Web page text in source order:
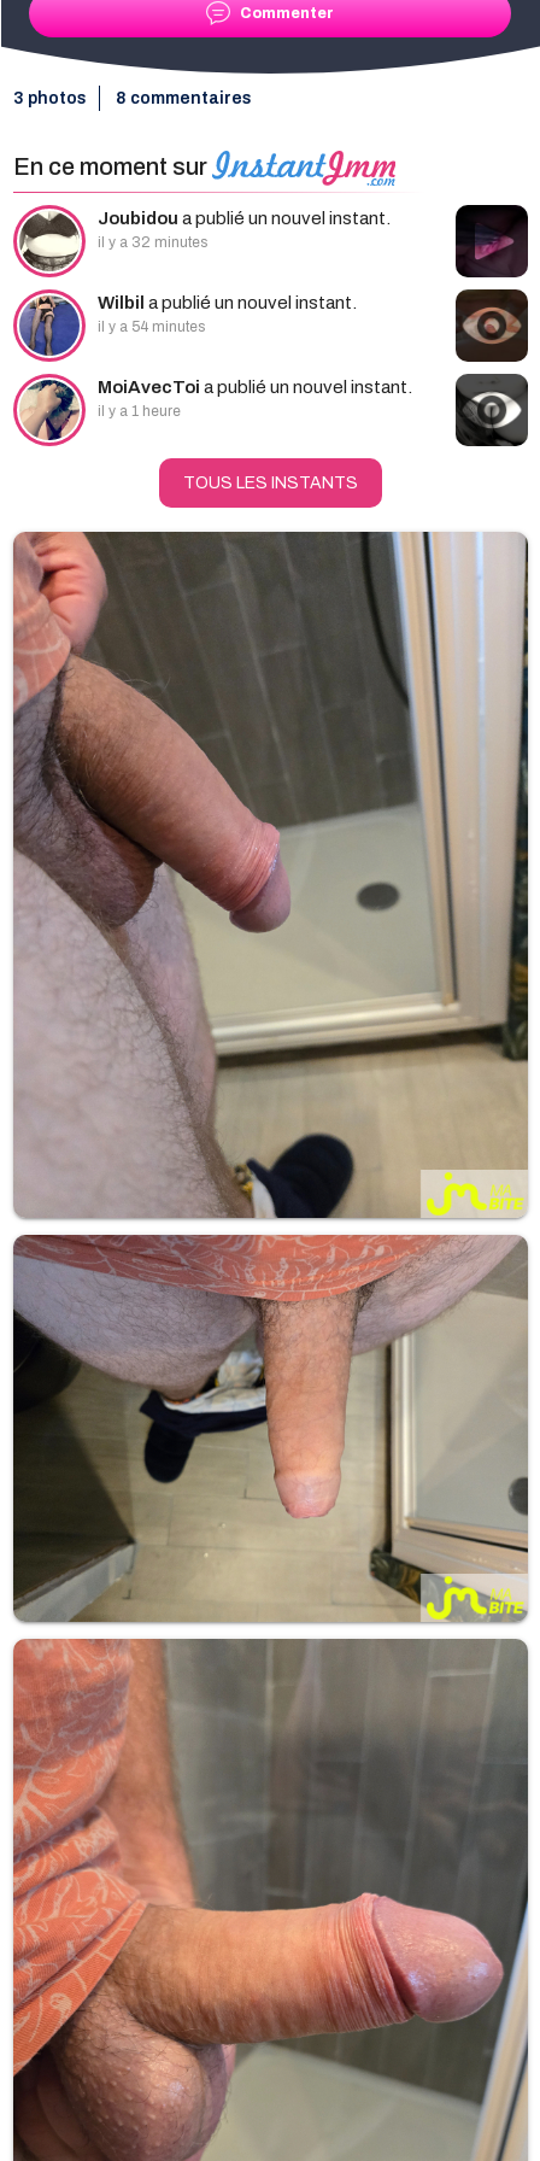
Commenter
3 photos 8 commentaires
En ce moment sur
Joubidou a publié un nouvel instant.
il y a 32 minutes
Wilbil a publié un nouvel instant.
il y a 54 minutes
MoiAvecToi a publié un nouvel instant.
il y a 1 heure
TOUS LES INSTANTS